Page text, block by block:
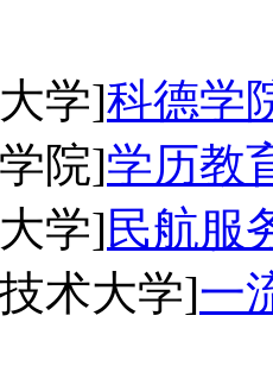
学]科德学
院]学历教
学]民航服
术大学]一